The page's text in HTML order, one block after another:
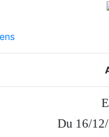
Du 16/